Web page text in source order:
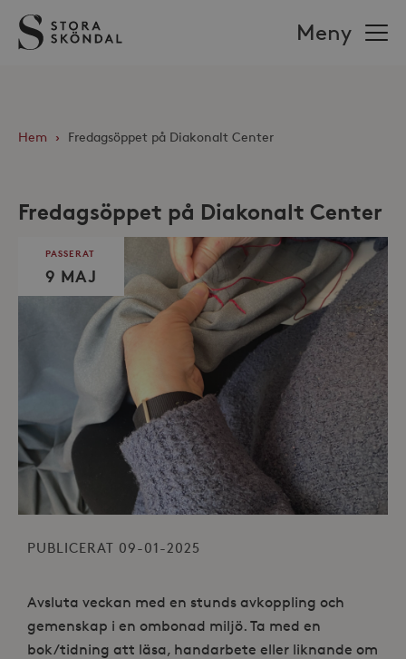
Stora
Sköndal
Meny
Hem › Fredagsöppet på Diakonalt Center
Fredagsöppet på Diakonalt Center
PASSERAT
9 MAJ
PUBLICERAT 09-01-2025
Avsluta veckan med en stunds avkoppling och
gemenskap i en ombonad miljö. Ta med en
bok/tidning att läsa, handarbete eller liknande om